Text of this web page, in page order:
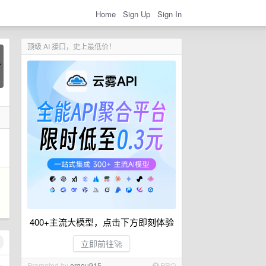
Home Sign Up Sign In
顶级 AI 接口，史上最低价！
400+主流大模型，点击下方即刻体验
立即前往🚀